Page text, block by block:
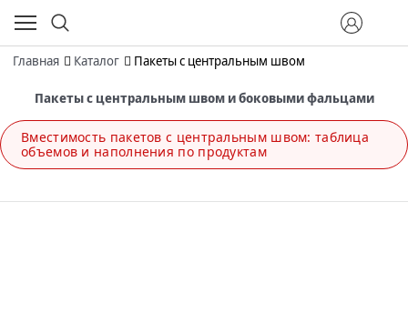
Главная Каталог Пакеты с центральным швом
Пакеты с центральным швом и боковыми фальцами
Вместимость пакетов с центральным швом: таблица
объемов и наполнения по продуктам